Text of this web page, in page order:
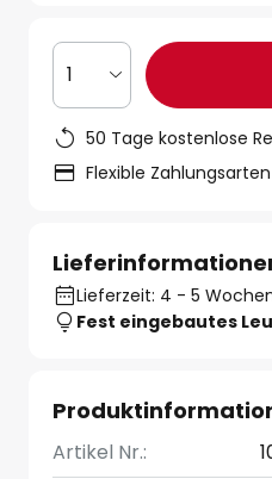
1
50 Tage kostenlose
Flexible Zahlungsarten
Lieferzeit: 4 - 5
Fest eingebautes
Artikel Nr.: